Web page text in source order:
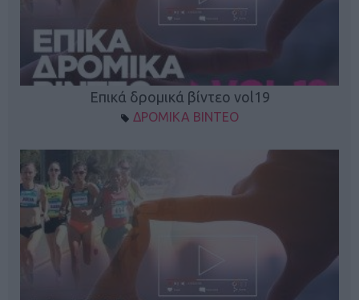
Επικά δρομικά βίντεο vol19
ΔΡΟΜΙΚΑ ΒΙΝΤΕΟ